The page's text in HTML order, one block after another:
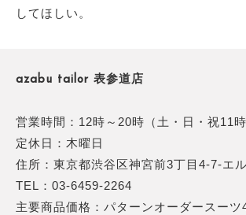
してほしい。
azabu tailor 表参道店
営業時間：12時～20時（土・日・祝11時
定休日：木曜日
住所：東京都渋谷区神宮前3丁目4-7-エ
TEL：03-6459-2264
主要商品価格：パターンオーダースーツ